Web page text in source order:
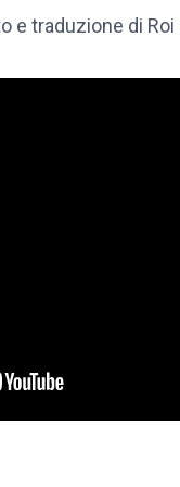
e traduzione di Roi